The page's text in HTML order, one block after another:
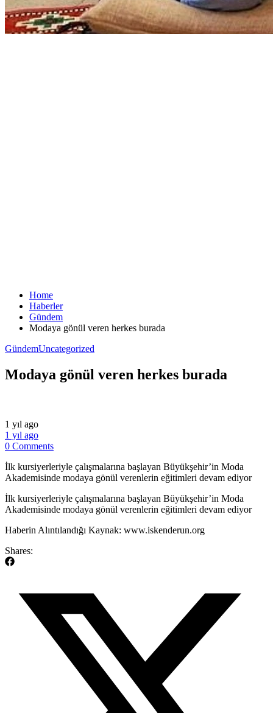
Home
Haberler
Gündem
Modaya gönül veren herkes burada
GündemUncategorized
Modaya gönül veren herkes burada
1 yıl ago
1 yıl ago
0 Comments
İlk kursiyerleriyle çalışmalarına başlayan Büyükşehir’in Moda
Akademisinde modaya gönül verenlerin eğitimleri devam ediyor
​İlk kursiyerleriyle çalışmalarına başlayan Büyükşehir’in Moda
Akademisinde modaya gönül verenlerin eğitimleri devam ediyor
​Haberin Alıntılandığı Kaynak: www.iskenderun.org
Shares: